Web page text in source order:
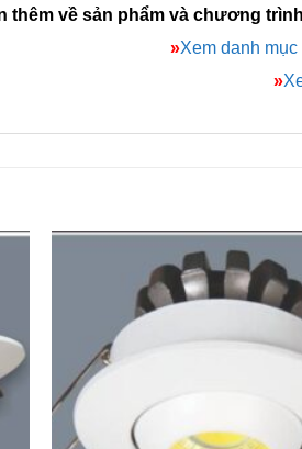
thêm về sản phẩm và chương
»Xem danh
»